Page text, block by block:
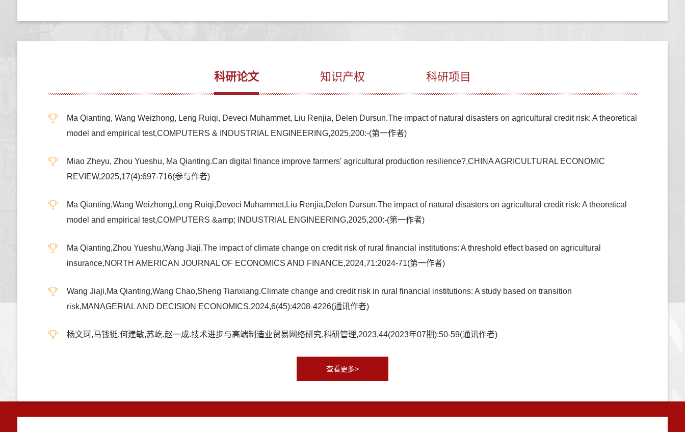
科研论文 知识产权 科研项目
Ma Qianting, Wang Weizhong, Leng Ruiqi, Deveci Muhammet, Liu Renjia, Delen Dursun.The impact of natural disasters on agricultural credit risk: A theoretical
model and empirical test,COMPUTERS & INDUSTRIAL ENGINEERING,2025,200:-(第一作者)
Miao Zheyu, Zhou Yueshu, Ma Qianting.Can digital finance improve farmers' agricultural production resilience?,CHINA AGRICULTURAL ECONOMIC
REVIEW,2025,17(4):697-716(参与作者)
Ma Qianting,Wang Weizhong,Leng Ruiqi,Deveci Muhammet,Liu Renjia,Delen Dursun.The impact of natural disasters on agricultural credit risk: A theoretical
model and empirical test,COMPUTERS &amp; INDUSTRIAL ENGINEERING,2025,200:-(第一作者)
Ma Qianting,Zhou Yueshu,Wang Jiaji.The impact of climate change on credit risk of rural financial institutions: A threshold effect based on agricultural
insurance,NORTH AMERICAN JOURNAL OF ECONOMICS AND FINANCE,2024,71:2024-71(第一作者)
Wang Jiaji,Ma Qianting,Wang Chao,Sheng Tianxiang.Climate change and credit risk in rural financial institutions: A study based on transition
risk,MANAGERIAL AND DECISION ECONOMICS,2024,6(45):4208-4226(通讯作者)
杨文珂,马钱挺,何建敏,苏屹,赵一成.技术进步与高端制造业贸易网络研究,科研管理,2023,44(2023年07期):50-59(通讯作者)
查看更多>